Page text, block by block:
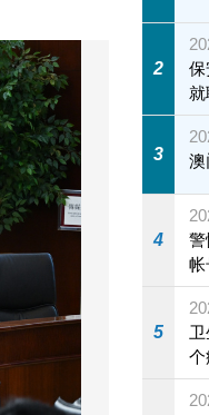
2
保
就
3
澳
4
警
帐
5
个
施